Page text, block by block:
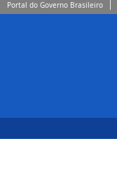
Portal do Governo Brasileiro